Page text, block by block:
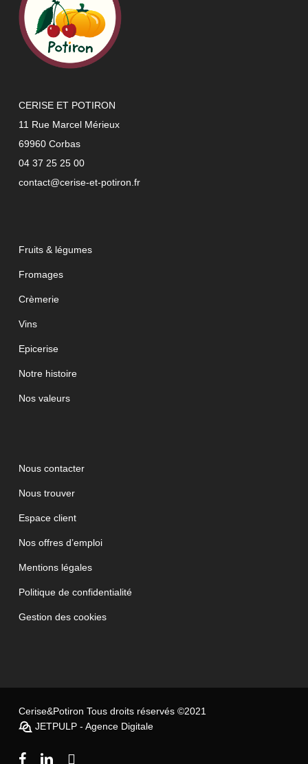
CERISE ET POTIRON
11 Rue Marcel Mérieux
69960 Corbas
04 37 25 25 00
contact@cerise-et-potiron.fr
Fruits & légumes
Fromages
Crèmerie
Vins
Epicerise
Notre histoire
Nos valeurs
Nous contacter
Nous trouver
Espace client
Nos offres d’emploi
Mentions légales
Politique de confidentialité
Gestion des cookies
Cerise&Potiron Tous droits réservés ©2021
JETPULP - Agence Digitale